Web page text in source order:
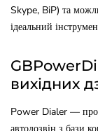
Skype, BiP) та
ідеальний
вихідних
Power Dialer —